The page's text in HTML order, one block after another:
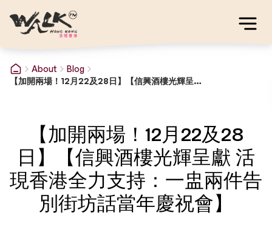
About
Blog
【加開兩場！12月22及28日】【信興酒樓光輝呈獻 活現香港全力支持：一盅兩件告別街坊話當年慶祝會】
【加開兩場！12月22及28
日】【信興酒樓光輝呈獻 活
現香港全力支持：一盅兩件告
別街坊話當年慶祝會】